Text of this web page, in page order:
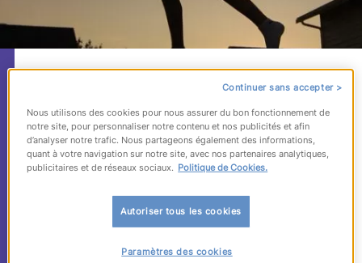
Garantie jeunes : vers
un véritable
accompagnement des
décrocheurs ?
« décrochent » et sortent du système
Continuer sans accepter >
Nous utilisons des cookies pour nous assurer du bon fonctionnement de
notre site, pour personnaliser notre contenu et nos publicités et afin
d’analyser notre trafic. Nous partageons également des informations,
quant à votre navigation sur notre site, avec nos partenaires analytiques,
publicitaires et de réseaux sociaux. Politique de Cookies.
Autoriser tous les cookies
Paramètres des cookies